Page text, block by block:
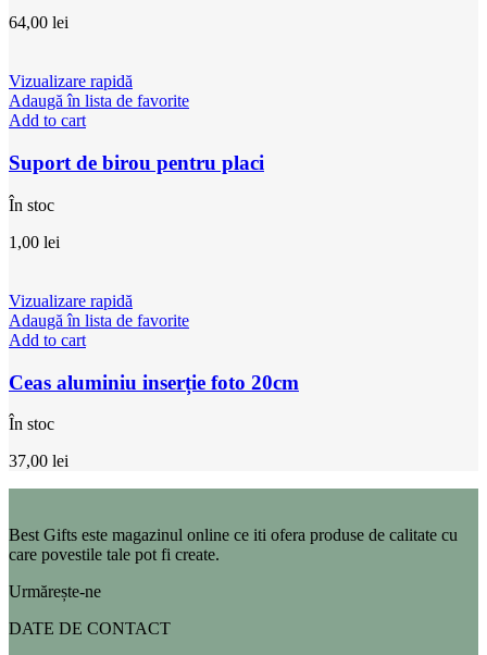
64,00 lei
Vizualizare rapidă
Adaugă în lista de favorite
Add to cart
Suport de birou pentru placi
În stoc
1,00 lei
Vizualizare rapidă
Adaugă în lista de favorite
Add to cart
Ceas aluminiu inserție foto 20cm
În stoc
37,00 lei
Best Gifts este magazinul online ce iti ofera produse de calitate cu
care povestile tale pot fi create.
Urmărește-ne
DATE DE CONTACT